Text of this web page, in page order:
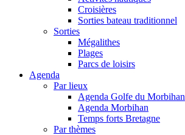
Croisières
Sorties bateau traditionnel
Sorties
Mégalithes
Plages
Parcs de loisirs
Agenda
Par lieux
Agenda Golfe du Morbihan
Agenda Morbihan
Temps forts Bretagne
Par thèmes